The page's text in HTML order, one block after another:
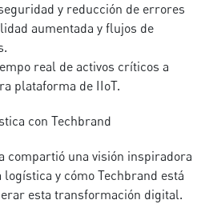
y reducción de errores
aumentada y flujos de
real de activos críticos a
plataforma de IIoT.
con Techbrand
compartió una visión inspiradora
y cómo Techbrand está
esta transformación digital.